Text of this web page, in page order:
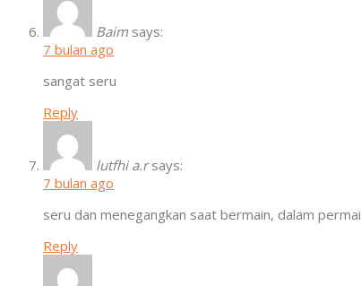
Baim says:
7 bulan ago
sangat seru
Reply
lutfhi a.r says:
7 bulan ago
seru dan menegangkan saat bermain, dalam
Reply